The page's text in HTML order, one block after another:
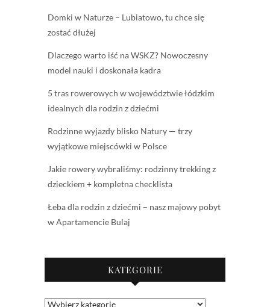
Domki w Naturze – Lubiatowo, tu chce się
zostać dłużej
Dlaczego warto iść na WSKZ? Nowoczesny
model nauki i doskonała kadra
5 tras rowerowych w województwie łódzkim
idealnych dla rodzin z dziećmi
Rodzinne wyjazdy blisko Natury — trzy
wyjątkowe miejscówki w Polsce
Jakie rowery wybraliśmy: rodzinny trekking z
dzieckiem + kompletna checklista
Łeba dla rodzin z dziećmi – nasz majowy pobyt
w Apartamencie Bulaj
KATEGORIE
Kategorie